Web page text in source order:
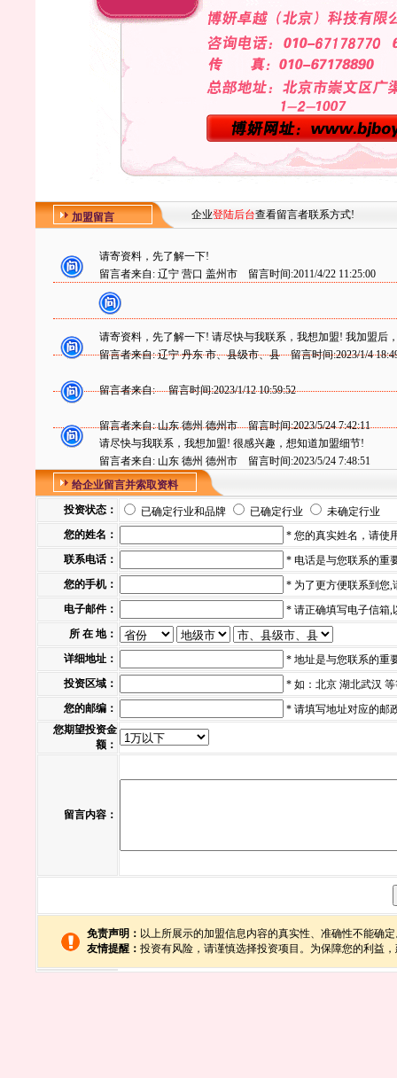
加盟留言 企业登陆后台查看留言者联系方式!
请寄资料，先了解一下!
留言者来自: 辽宁 营口 盖州市 留言时间:2011/4/22 11:25:00
请寄资料，先了解一下! 请尽快与我联系，我想加盟! 我加盟后
留言者来自:辽宁 丹东 市、县级市、县 留言时间:2023/1/4
留言者来自:留言时间:2023/1/12 10:59:52
留言者来自:山东 德州 德州市 留言时间:2023/5/24 7:42:11
请尽快与我联系，我想加盟! 很感兴趣，想知道加盟细节!
留言者来自: 山东 德州 德州市 留言时间:2023/5/24 7:48:51
给企业留言并索取资料
投资状态：
已确定行业和品牌 已确定行业
未确定行业
您的姓名：
* 您的真实姓名，请使
联系电话：
* 电话是与您联系的重
您的手机：
* 为了更方便联系到您,
电子邮件：
* 请正确填写电子信箱,
所 在 地：
详细地址：
* 地址是与您联系的重
投资区域：
* 如：北京 湖北武汉
您的邮编：
* 请填写地址对应的邮
您期望投资金
额：
留言内容：
免责声明： 以上所展示的加盟信息内容的真实性、准确性不能确
友情提醒： 投资有风险，请谨慎选择投资项目。为保